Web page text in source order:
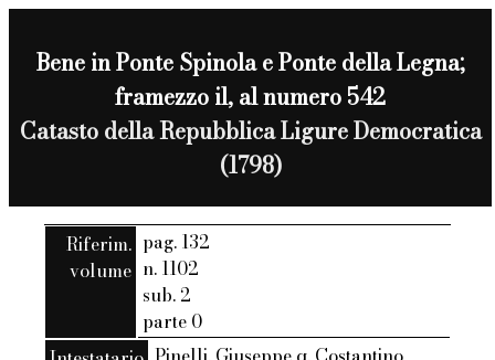
Bene in Ponte Spinola e Ponte della Legna;
framezzo il, al numero 542
Catasto della Repubblica Ligure Democratica
(1798)
Riferim.
volume
pag. 132
n. 1102
sub. 2
parte 0